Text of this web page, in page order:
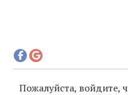
Пожалуйста, войдите,